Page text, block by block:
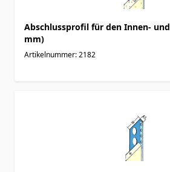
Abschlussprofil für den Innen-
mm)
Artikelnummer: 2182